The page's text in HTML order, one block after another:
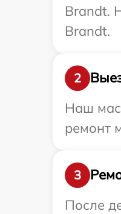
Brandt.
Brandt.
2
Наш
ремонт
3
После